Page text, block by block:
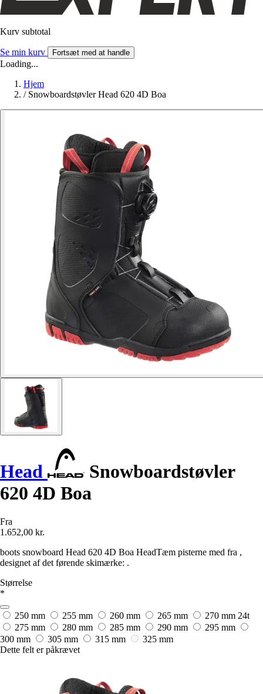
Kurv subtotal
Se min kurv Fortsæt med at handle
Loading...
Hjem
/ Snowboardstøvler Head 620 4D Boa
Head
Snowboardstøvler
620 4D Boa
Fra
1.652,00 kr.
boots snowboard Head 620 4D Boa HeadTæm pisterne med fra ,
designet af det førende skimærke: .
Størrelse
*
250 mm 255 mm 260 mm 265 mm 270 mm 24t
275 mm
280 mm 285 mm 290 mm
295 mm
300 mm
305 mm 315 mm
325 mm
Dette felt er påkrævet